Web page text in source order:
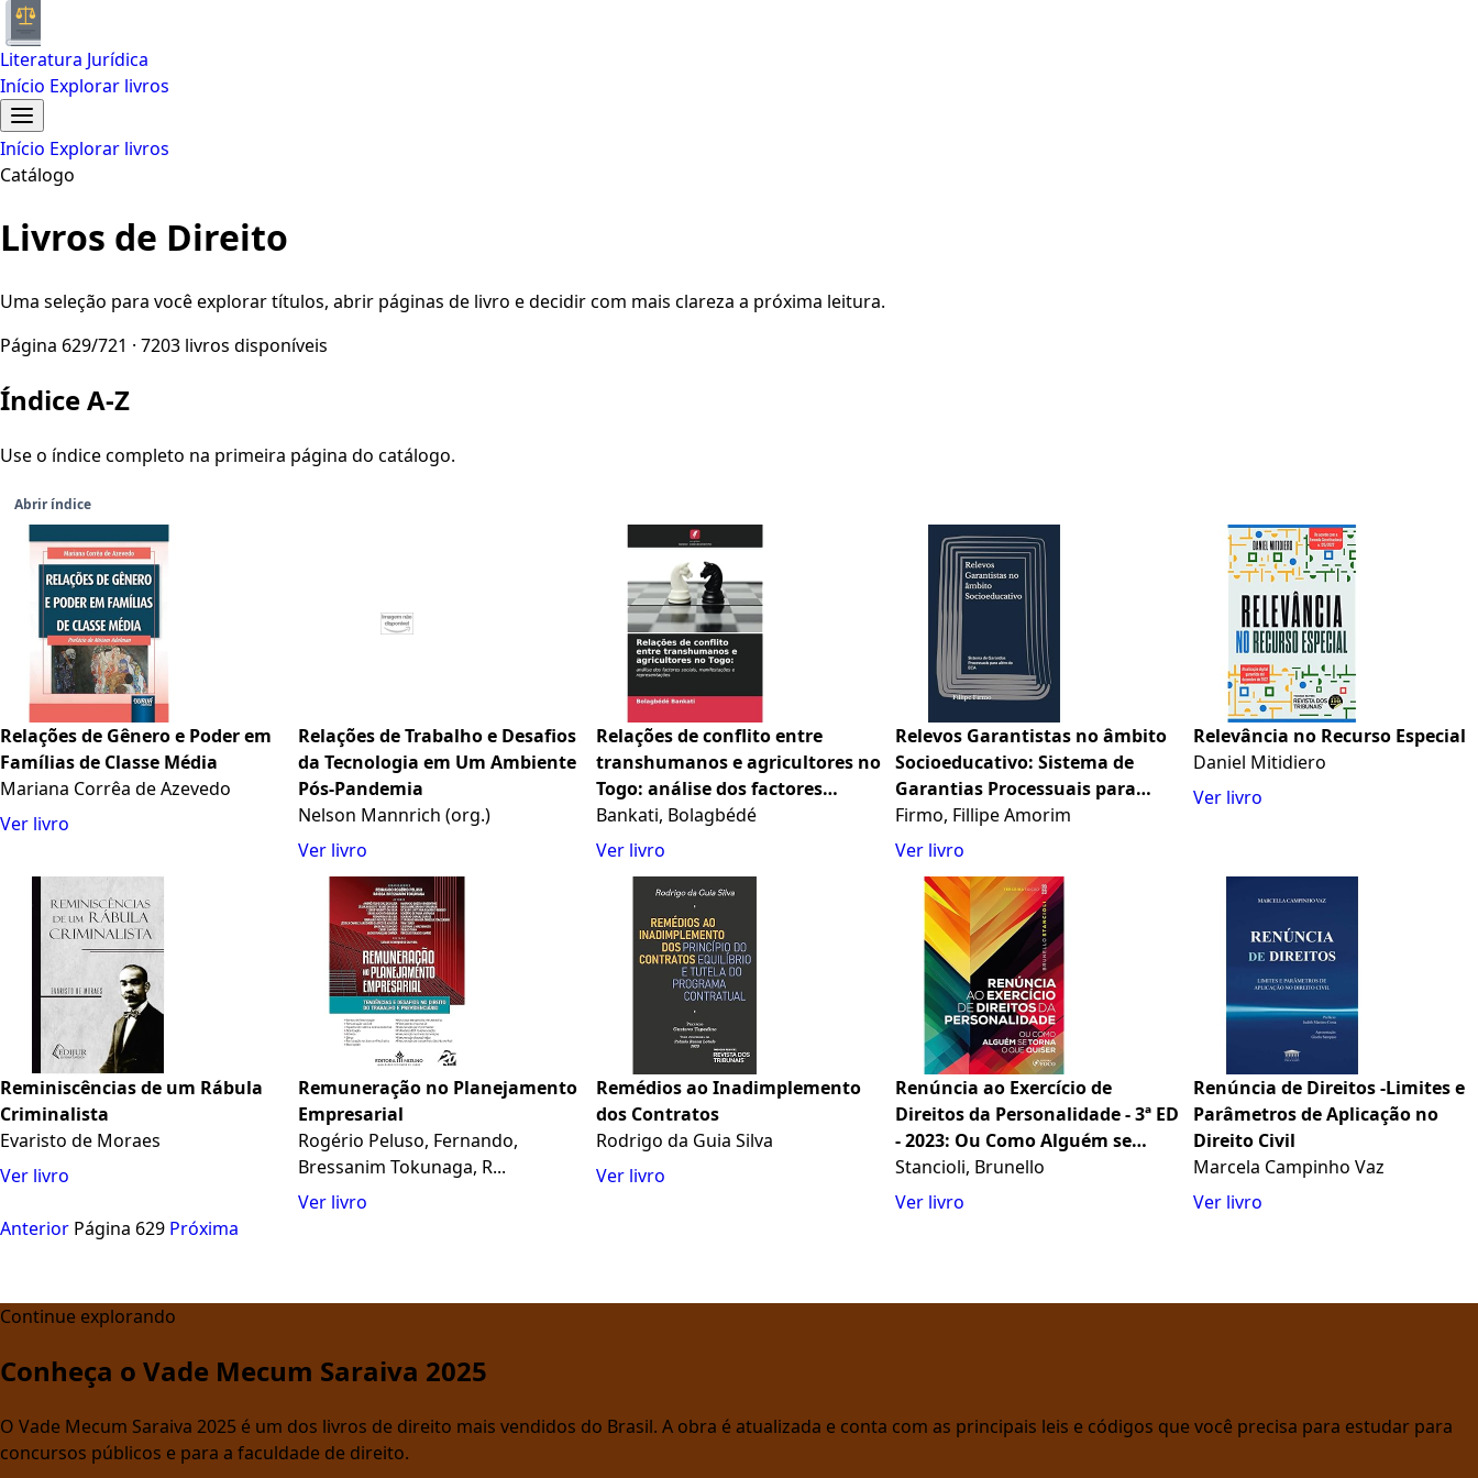
Literatura Jurídica
Início Explorar livros
Início Explorar livros
Catálogo
Livros de Direito
Uma seleção para você explorar títulos, abrir páginas de livro e decidir com mais clareza a próxima leitura.
Página 629/721 · 7203 livros disponíveis
Índice A-Z
Use o índice completo na primeira página do catálogo.
Abrir índice
Relações de Gênero e Poder em
Famílias de Classe Média
Mariana Corrêa de Azevedo
Ver livro
Relações de Trabalho e Desafios
da Tecnologia em Um Ambiente
Pós-Pandemia
Nelson Mannrich (org.)
Ver livro
Relações de conflito entre
transhumanos e agricultores no
Togo: análise dos factores
sociais, manifestações e
representações
Bankati, Bolagbédé
Ver livro
Relevos Garantistas no âmbito
Socioeducativo: Sistema de
Garantias Processuais para
além do ECA
Firmo, Fillipe Amorim
Ver livro
Relevância no Recurso Especial
Daniel Mitidiero
Ver livro
Reminiscências de um Rábula
Criminalista
Evaristo de Moraes
Ver livro
Remuneração no Planejamento
Empresarial
Rogério Peluso, Fernando,
Bressanim Tokunaga, R...
Ver livro
Remédios ao Inadimplemento
dos Contratos
Rodrigo da Guia Silva
Ver livro
Renúncia ao Exercício de
Direitos da Personalidade - 3ª ED
- 2023: Ou Como Alguém se
Torna o Que Quiser
Stancioli, Brunello
Ver livro
Renúncia de Direitos -Limites e
Parâmetros de Aplicação no
Direito Civil
Marcela Campinho Vaz
Ver livro
Anterior Página 629 Próxima
Continue explorando
Conheça o Vade Mecum Saraiva 2025
O Vade Mecum Saraiva 2025 é um dos livros de direito mais vendidos do Brasil. A obra é atualizada e conta com as principais leis e códigos que você precisa para estudar para
concursos públicos e para a faculdade de direito.